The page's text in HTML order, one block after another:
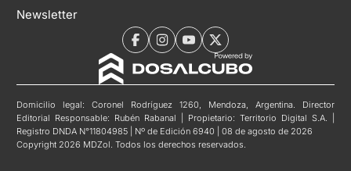
Newsletter
Domicilio legal: Coronel Rodríguez 1260, Mendoza, Argentina. Director
Editorial Responsable: Rubén Rabanal | Propietario: Territorio Digital S.A. |
Registro DNDA N°11804985 | Nº de Edición 6940 | 08 de agosto de 2026
Copyright 2026 MDZol. Todos los derechos reservados.